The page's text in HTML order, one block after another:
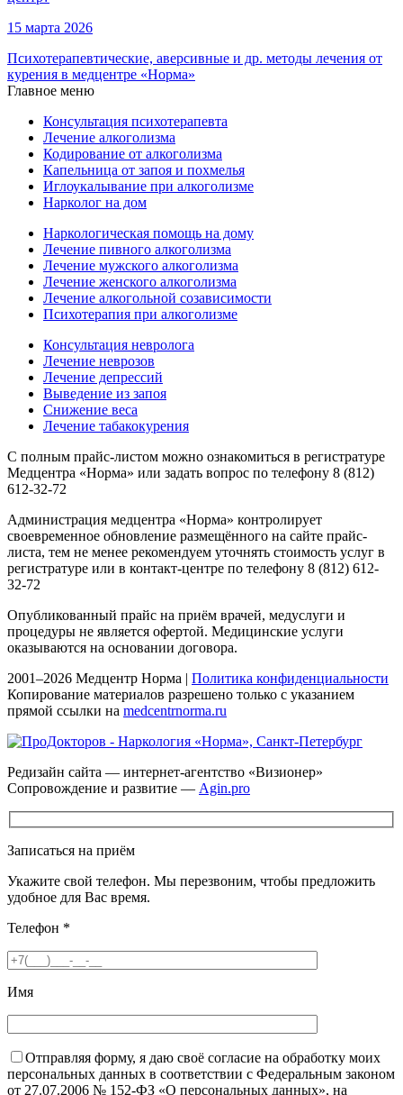
15 марта 2026
Психотерапевтические, аверсивные и др. методы лечения от
курения в медцентре «Норма»
Главное меню
Консультация психотерапевта
Лечение алкоголизма
Кодирование от алкоголизма
Капельница от запоя и похмелья
Иглоукалывание при алкоголизме
Нарколог на дом
Наркологическая помощь на дому
Лечение пивного алкоголизма
Лечение мужского алкоголизма
Лечение женского алкоголизма
Лечение алкогольной созависимости
Психотерапия при алкоголизме
Консультация невролога
Лечение неврозов
Лечение депрессий
Выведение из запоя
Снижение веса
Лечение табакокурения
С полным прайс-листом можно ознакомиться в регистратуре
Медцентра «Норма» или задать вопрос по телефону 8 (812)
612-32-72
Администрация медцентра «Норма» контролирует
своевременное обновление размещённого на сайте прайс-
листа, тем не менее рекомендуем уточнять стоимость услуг в
регистратуре или в контакт-центре по телефону 8 (812) 612-
32-72
Опубликованный прайс на приём врачей, медуслуги и
процедуры не является офертой. Медицинские услуги
оказываются на основании договора.
2001–2026 Медцентр Норма | Политика конфиденциальности
Копирование материалов разрешено только с указанием
прямой ссылки на medcentrnorma.ru
Редизайн сайта — интернет-агентство «Визионер»
Сопровождение и развитие — Agin.pro
Записаться на приём
Укажите свой телефон. Мы перезвоним, чтобы предложить
удобное для Вас время.
Телефон *
Имя
Отправляя форму, я даю своё согласие на обработку моих
персональных данных в соответствии с Федеральным законом
от 27.07.2006 № 152-ФЗ «О персональных данных», на